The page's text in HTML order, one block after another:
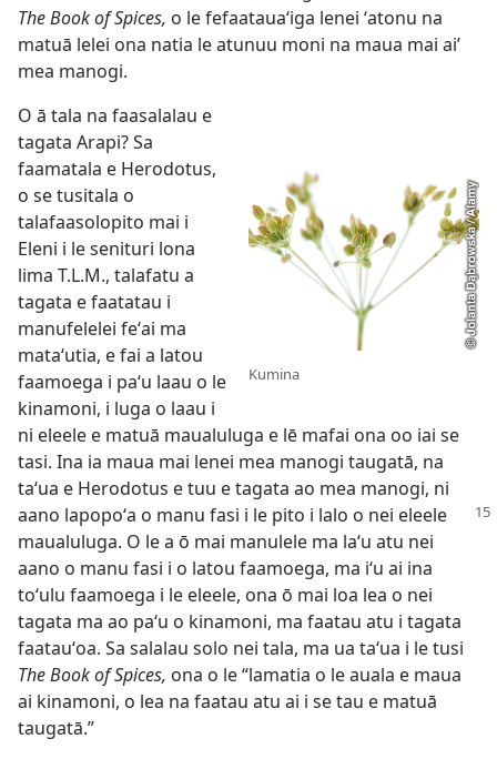
The Book of Spices, o le fefaatauaʻiga lenei ʻatonu na
matuā lelei ona natia le atunuu moni na maua mai ai’
mea manogi.
Kumina
O ā tala na faasalalau e
tagata Arapi? Sa
faamatala e Herodotus,
o se tusitala o
talafaasolopito mai i
Eleni i le senituri lona
lima T.L.M., talafatu a
tagata e faatatau i
manufelelei feʻai ma
mataʻutia, e fai a latou
faamoega i paʻu laau o le
kinamoni, i luga o laau i
ni eleele e matuā maualuluga e lē mafai ona oo iai se
tasi. Ina ia maua mai lenei mea manogi taugatā, na
taʻua e Herodotus e tuu e tagata ao mea manogi, ni
aano lapopoʻa o manu fasi i le pito i lalo o nei eleele
maualuluga. O le a ō mai manulele ma laʻu atu nei
aano o manu fasi i o latou faamoega, ma iʻu ai ina
toʻulu faamoega i le eleele, ona ō mai loa lea o nei
tagata ma ao paʻu o kinamoni, ma faatau atu i tagata
faatauʻoa. Sa salalau solo nei tala, ma ua taʻua i le tusi
The Book of Spices, ona o le “lamatia o le auala e maua
ai kinamoni, o lea na faatau atu ai i se tau e matuā
taugatā.”